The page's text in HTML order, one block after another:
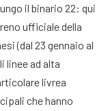
il binario 22: qui
ufficiale della
(dal 23 gennaio al
linee ad alta
livrea
che hanno